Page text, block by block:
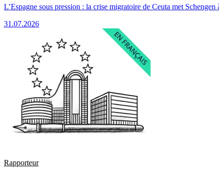
L’Espagne sous pression : la crise migratoire de Ceuta met Schengen
31.07.2026
Rapporteur